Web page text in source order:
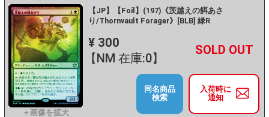
【JP】【Foil】(197)《茨越えの餌あさ
り/Thornvault Forager》[BLB] 緑R
¥ 300
【NM 在庫:0】
－ +
入荷時に
通知
同名商品
検索